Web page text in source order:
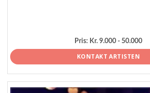
Pris: Kr. 9.000 - 50.000
KONTAKT ARTISTEN